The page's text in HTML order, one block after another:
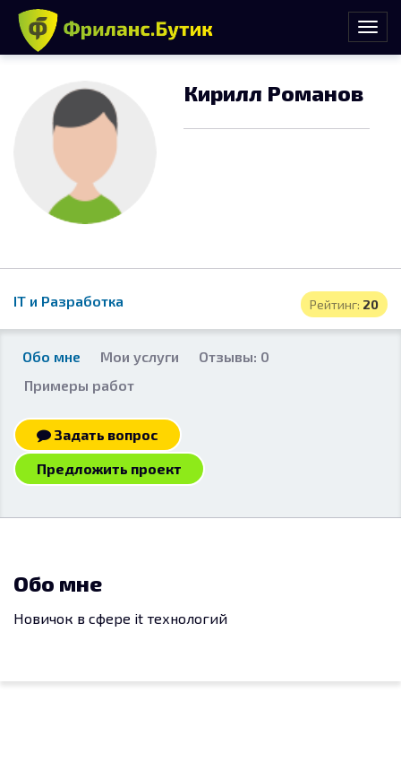
Кирилл Романов
Рейтинг: 20
IT и Разработка
Обо мне Мои услуги
Отзывы: 0
Примеры работ
Задать вопрос
Предложить проект
Обо мне
Новичок в сфере it технологий